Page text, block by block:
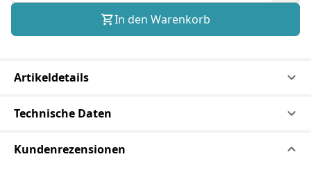
In den Warenkorb
Artikeldetails
Technische Daten
Kundenrezensionen